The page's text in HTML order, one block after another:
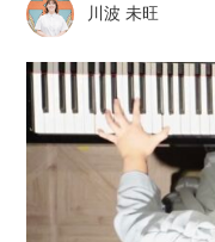
川波 未旺